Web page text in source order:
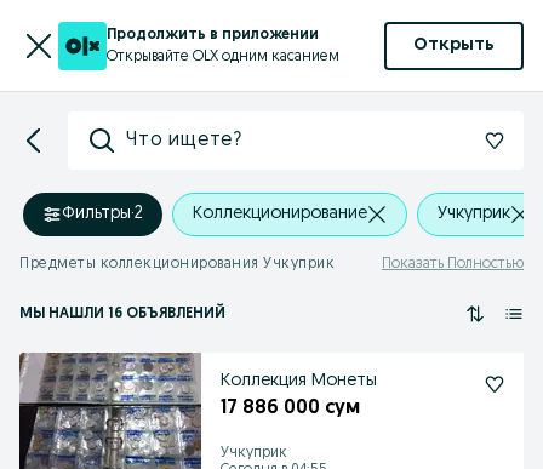
Продолжить в приложении
Открывайте OLX одним касанием
Открыть
Что ищете?
Фильтры·2 Коллекционирование Учкуприк
Предметы коллекционирования Учкуприк Показать Полностью
МЫ НАШЛИ 16 ОБЪЯВЛЕНИЙ
Коллекция Монеты
17 886 000 сум
Учкуприк